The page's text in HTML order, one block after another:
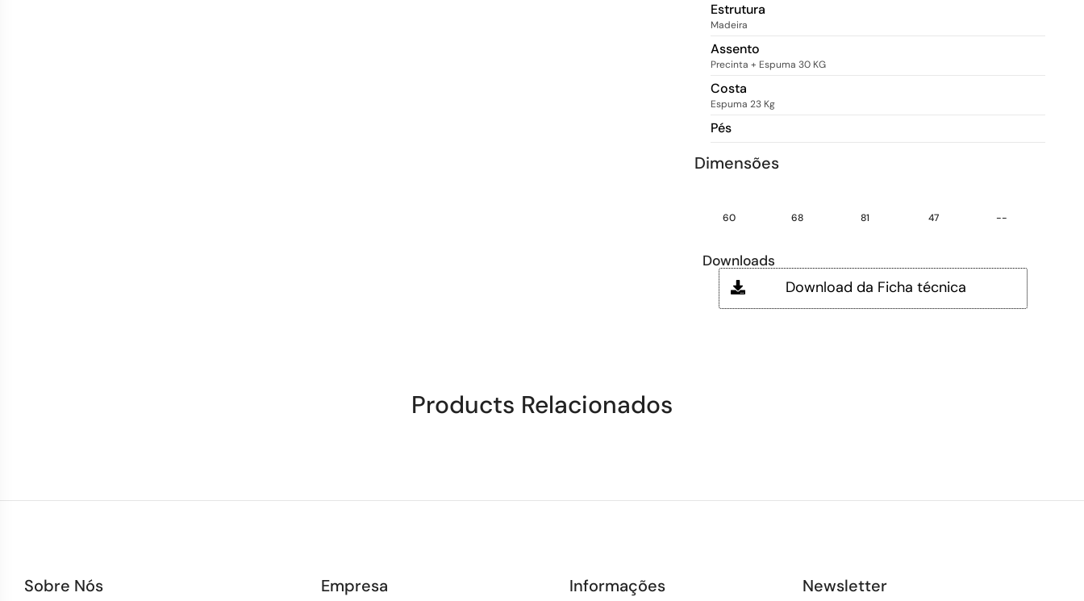
Estrutura
Madeira
Assento
Precinta + Espuma 30 KG
Costa
Espuma 23 Kg
Pés
Dimensões
60 68 81 47 --
Downloads
Download da Ficha técnica
Products Relacionados
Sobre Nós Empresa Informações Newsletter